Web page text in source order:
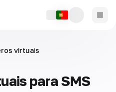
virtuais
para SMS